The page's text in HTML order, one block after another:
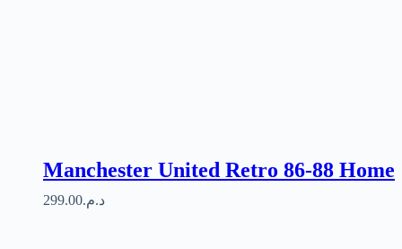
Manchester United Retro 86-88 Home
د.م.299.00